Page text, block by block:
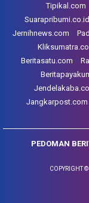
Tipikal.com
Suarapribumi.co.id
Jernihnews.com
Beritasatu.com
Jangkarpost.com
PEDOMAN
COPYRIGHT